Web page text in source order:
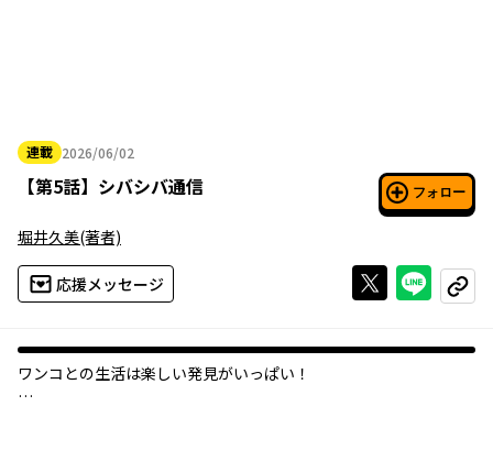
連載 2026/06/02
2026年06月02日
【第5話】 シバシバ通信 フォロー
堀井久美(著者)
応援メッセージ Xで投稿する
ライン
コピー
ワンコとの生活は楽しい発見がいっぱい！